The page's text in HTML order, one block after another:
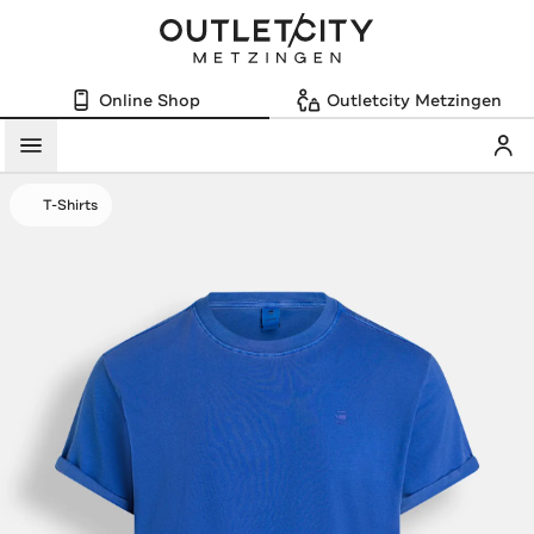
Online Shop Outletcity Metzingen
Menü
T-Shirts